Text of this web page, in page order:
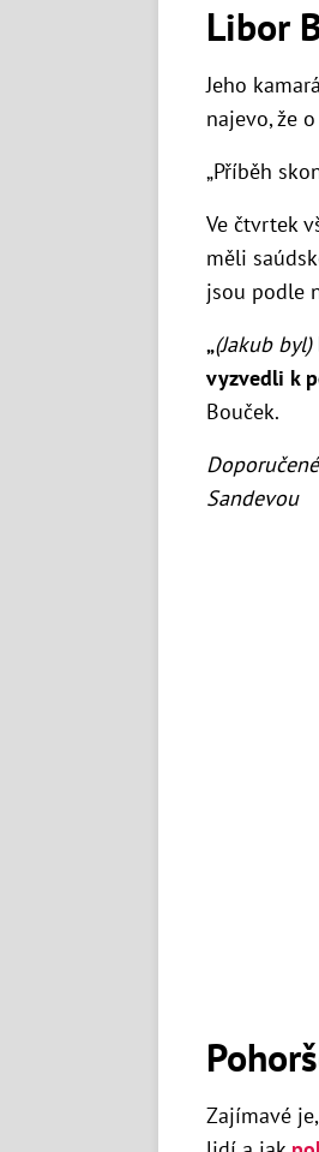
Libor
Jeho
najevo, že
„Příběh
Ve čtvrtek
měli
jsou podle
„(Jakub byl)
vyzvedli k
Bouček.
Sandevou
Zajímavé